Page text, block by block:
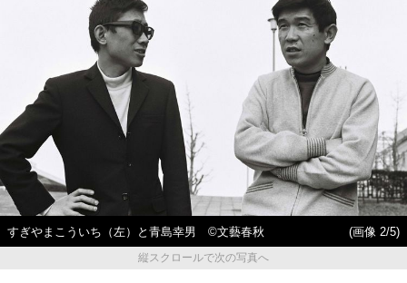
すぎやまこういち（左）と青島幸男 ©文藝春秋
(画像 2/5)
縦スクロールで次の写真へ